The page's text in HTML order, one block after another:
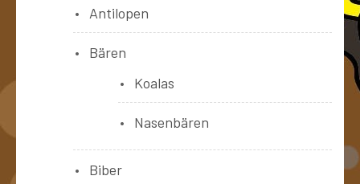
Antilopen
Bären
Koalas
Nasenbären
Biber